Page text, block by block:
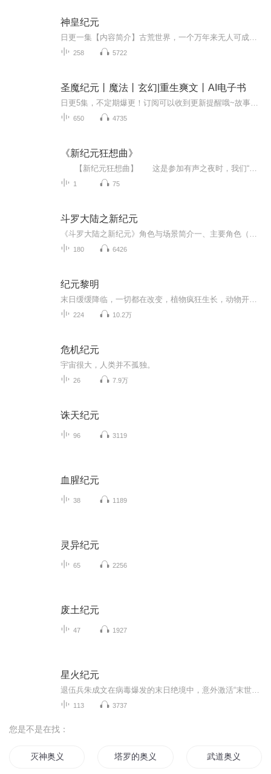
神皇纪元
258 5722
圣魔纪元丨魔法丨玄幻|重生爽文丨AI电子书
650 4735
《新纪元狂想曲》
1 75
斗罗大陆之新纪元
180 6426
纪元黎明
224 10.2万
危机纪元
宇宙很大，人类并不孤独。
26 7.9万
诛天纪元
96 3119
血腥纪元
38 1189
灵异纪元
65 2256
废土纪元
47 1927
星火纪元
113 3737
您是不是在找：
灭神奥义 塔罗的奥义 武道奥义